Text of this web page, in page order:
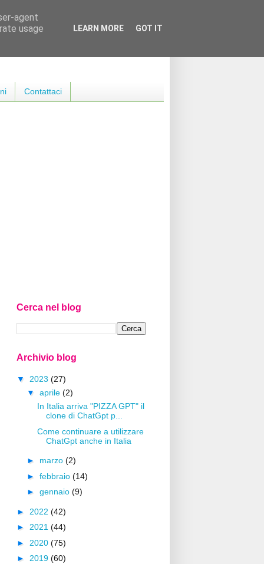
Contattaci
Cerca nel blog
Archivio blog
▼ 2023 (27)
▼ aprile (2)
In Italia arriva "PIZZA GPT" il
clone di ChatGpt p...
Come continuare a utilizzare
ChatGpt anche in Italia
► marzo (2)
► febbraio (14)
► gennaio (9)
► 2022 (42)
► 2021 (44)
► 2020 (75)
► 2019 (60)
agent
usage
LEARN MORE GOT IT